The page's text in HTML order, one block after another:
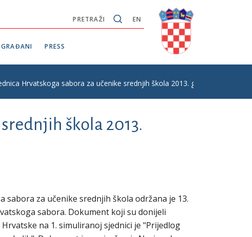
EN
PRETRAŽI
GRAĐANI PRESS
Hrvatskoga sabora za učenike srednjih škola 2013. godine
škola 2013.
sabora za učenike srednjih škola održana je 13.
sabora. Dokument koji su donijeli
na 1. simuliranoj sjednici je "Prijedlog